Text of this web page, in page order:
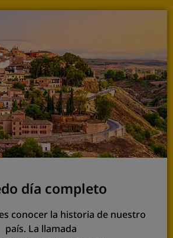
día completo
conocer la historia de nuestro
país. La llamada